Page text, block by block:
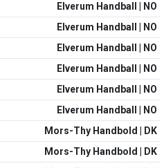
Elverum Handball | NO
Elverum Handball | NO
Elverum Handball | NO
Elverum Handball | NO
Elverum Handball | NO
Elverum Handball | NO
Mors-Thy Handbold | DK
Mors-Thy Handbold | DK